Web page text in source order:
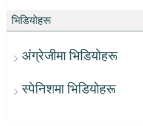
भिडियोहरू
अंग्रेजीमा भिडियोहरू
स्पेनिशमा भिडियोहरू